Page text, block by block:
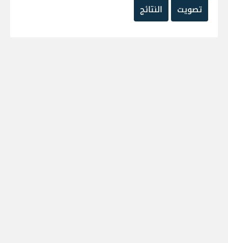
تصويت
النتائج